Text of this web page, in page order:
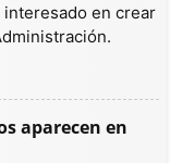
en crear
aparecen en